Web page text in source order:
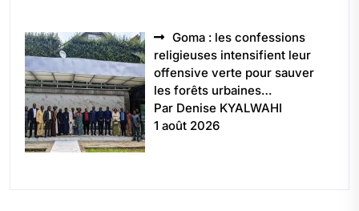
Goma : les confessions
religieuses intensifient leur
offensive verte pour sauver
les forêts urbaines…
Par Denise KYALWAHI
1 août 2026